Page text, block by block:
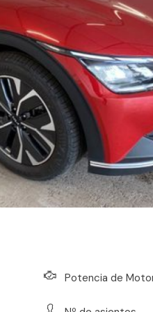
Potencia de